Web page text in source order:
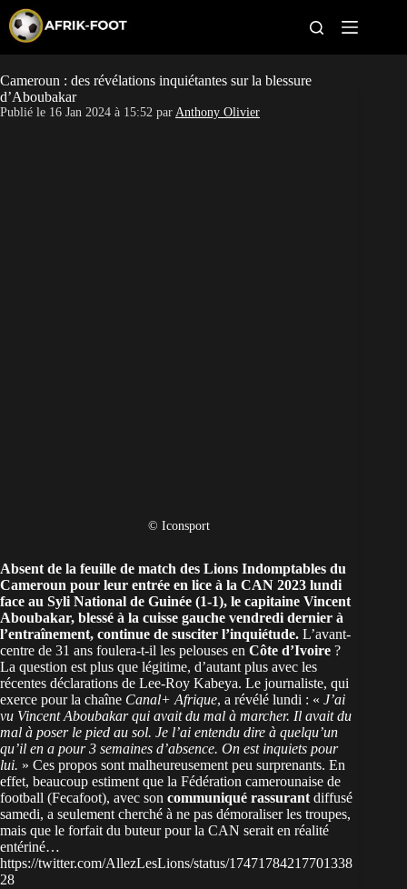
p
o
c
o
CAN féminine
Cameroun : des révélations inquiétantes sur la blessure
d’Aboubakar
Publié le 16 Jan 2024 à 15:52 par Anthony Olivier
© Iconsport
Absent de la feuille de match des Lions Indomptables du
Cameroun pour leur entrée en lice à la CAN 2023 lundi
face au Syli National de Guinée (1-1), le capitaine Vincent
Aboubakar, blessé à la cuisse gauche vendredi dernier à
l’entraînement, continue de susciter l’inquiétude. L’avant-
centre de 31 ans foulera-t-il les pelouses en Côte d’Ivoire ?
La question est plus que légitime, d’autant plus avec les
récentes déclarations de Lee-Roy Kabeya. Le journaliste, qui
exerce pour la chaîne Canal+ Afrique, a révélé lundi : « J’ai
vu Vincent Aboubakar qui avait du mal à marcher. Il avait du
mal à poser le pied au sol. Je l’ai entendu dire à quelqu’un
qu’il en a pour 3 semaines d’absence. On est inquiets pour
lui. » Ces propos sont malheureusement peu surprenants. En
effet, beaucoup estiment que la Fédération camerounaise de
football (Fecafoot), avec son communiqué rassurant diffusé
samedi, a seulement cherché à ne pas démoraliser les troupes,
mais que le forfait du buteur pour la CAN serait en réalité
entériné…
https://twitter.com/AllezLesLions/status/17471784217701338
28